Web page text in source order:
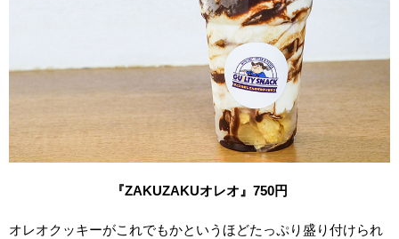
『ZAKUZAKUオレオ』750円
オレオクッキーがこれでもかというほどたっぷり盛り付けられ